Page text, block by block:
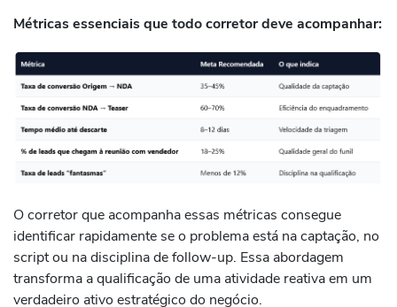
Métricas essenciais que todo corretor deve acompanhar:
O corretor que acompanha essas métricas consegue
identificar rapidamente se o problema está na captação, no
script ou na disciplina de follow-up. Essa abordagem
transforma a qualificação de uma atividade reativa em um
verdadeiro ativo estratégico do negócio.